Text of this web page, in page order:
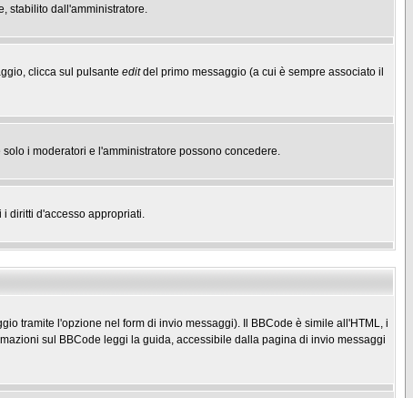
stabilito dall'amministratore.
clicca sul pulsante editdel primo messaggio (a cui è sempre associato il
i moderatori e l'amministratore possono concedere.
diritti d'accesso appropriati.
tramite l'opzione nel form di invio messaggi). Il BBCode è simile all'HTML, i
sul BBCode leggi la guida, accessibile dalla pagina di invio messaggi